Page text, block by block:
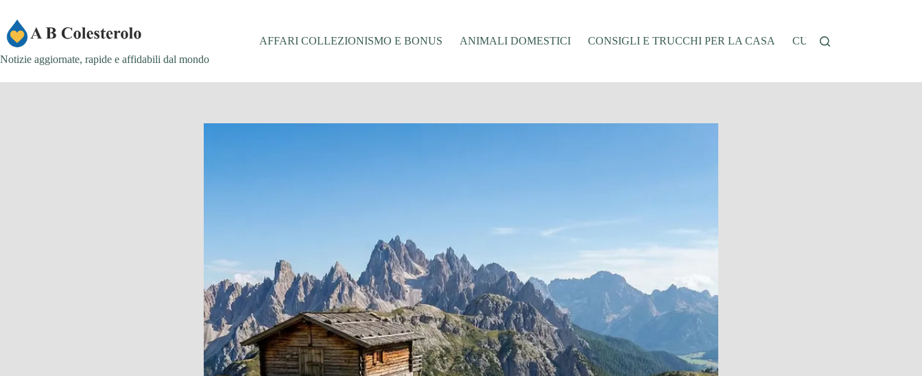
contenuto
Notizie aggiornate, rapide e affidabili dal mondo
AFFARI COLLEZIONISMO E BONUS ANIMALI DOMESTICI CONSIGLI E TRUCCHI PER LA CASA CUCINA E RICETTE